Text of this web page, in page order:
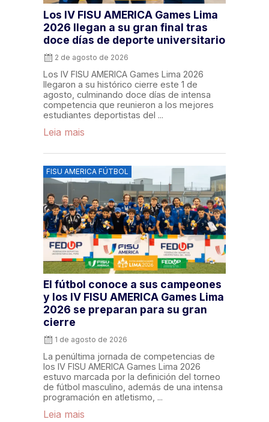
Los IV FISU AMERICA Games Lima
2026 llegan a su gran final tras
doce días de deporte universitario
2 de agosto de 2026
Los IV FISU AMERICA Games Lima 2026
llegaron a su histórico cierre este 1 de
agosto, culminando doce días de intensa
competencia que reunieron a los mejores
estudiantes deportistas del ...
Leia mais
FISU AMERICA FÚTBOL
El fútbol conoce a sus campeones
y los IV FISU AMERICA Games Lima
2026 se preparan para su gran
cierre
1 de agosto de 2026
La penúltima jornada de competencias de
los IV FISU AMERICA Games Lima 2026
estuvo marcada por la definición del torneo
de fútbol masculino, además de una intensa
programación en atletismo, ...
Leia mais